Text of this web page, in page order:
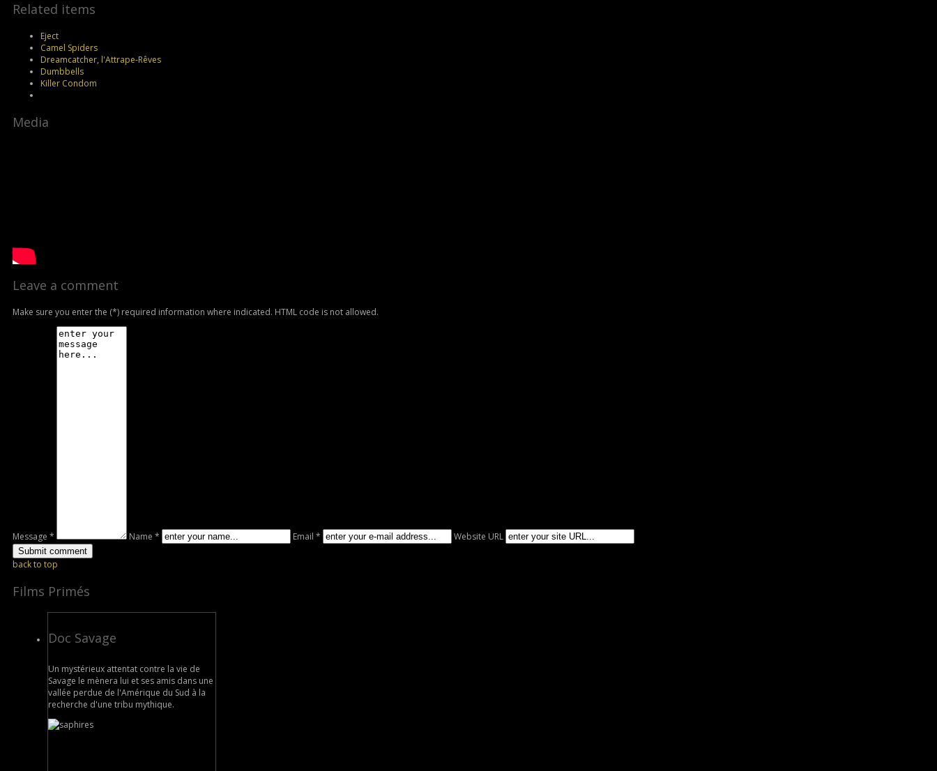
Related items
Eject
Camel Spiders
Dreamcatcher, l'Attrape-Rêves
Dumbbells
Killer Condom
Media
Leave a comment
Make sure you enter the (*) required information where indicated. HTML code is not allowed.
Message * Name * Email * Website URL
back to top
Films Primés
Doc Savage
Un mystérieux attentat contre la vie de
Savage le mènera lui et ses amis dans une
vallée perdue de l'Amérique du Sud à la
recherche d'une tribu mythique.